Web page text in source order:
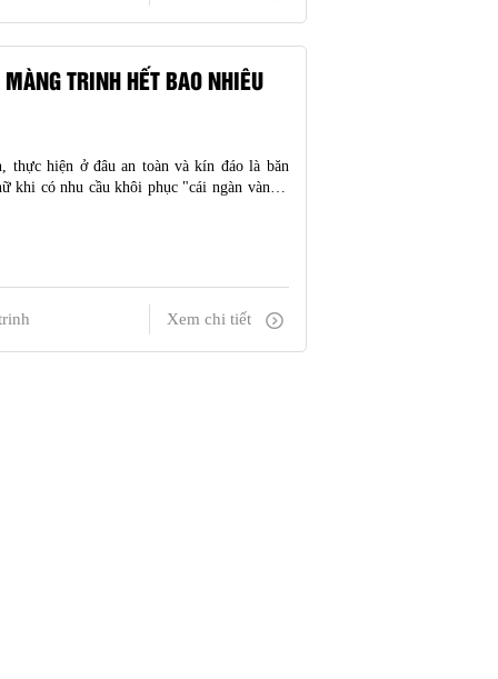
TRINH HẾT BAO NHIÊU
thực hiện ở đâu an toàn và kín đáo là băn
khi có nhu cầu khôi phục "cái ngàn vàng".
Xem chi tiết